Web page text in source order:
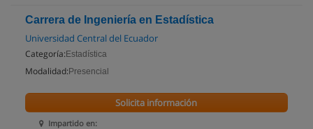
Carrera de Ingeniería en Estadística
Universidad Central del Ecuador
Categoría: Estadística
Modalidad: Presencial
Impartido en:
Solicita información